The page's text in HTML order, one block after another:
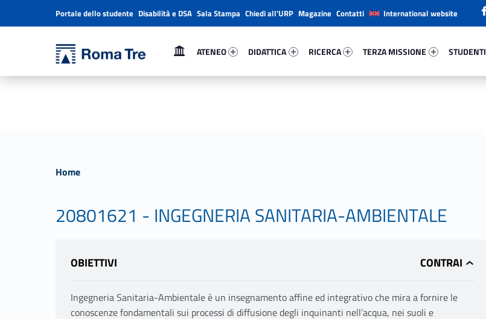
Università Roma Tre Primary Menu
ATENEO
DIDATTICA
RICERCA
TERZA MISSIONE
STUDENTI
Header info sidebar
Portale dello studente Disabilità e DSA Sala Stampa Chiedi all’URP Magazine Contatti International website
Home
20801621 - INGEGNERIA SANITARIA-AMBIENTALE
OBIETTIVI
Ingegneria Sanitaria-Ambientale è un insegnamento affine ed integrativo che mira a fornire le
conoscenze fondamentali sui processi di diffusione degli inquinanti nell’acqua, nei suoli e